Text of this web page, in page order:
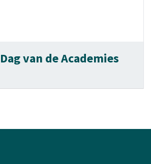
van de Academies